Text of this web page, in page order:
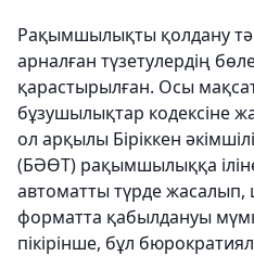
Рақымшылықты қолдану
арналған түзетулердің
қарастырылған. Осы
бұзушылықтар кодексіне
ол арқылы Біріккен
(БӘӨТ) рақымшылыққа
автоматты түрде
форматта қабылдануы
пікірінше, бұл